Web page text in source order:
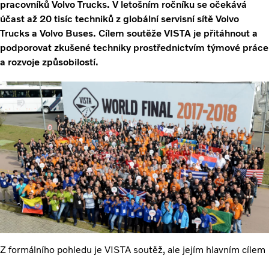
pracovníků Volvo Trucks. V letošním ročníku se očekává
účast až 20 tisíc techniků z globální servisní sítě Volvo
Trucks a Volvo Buses. Cílem soutěže VISTA je přitáhnout a
podporovat zkušené techniky prostřednictvím týmové práce
a rozvoje způsobilostí.
Z formálního pohledu je VISTA soutěž, ale jejím hlavním cílem